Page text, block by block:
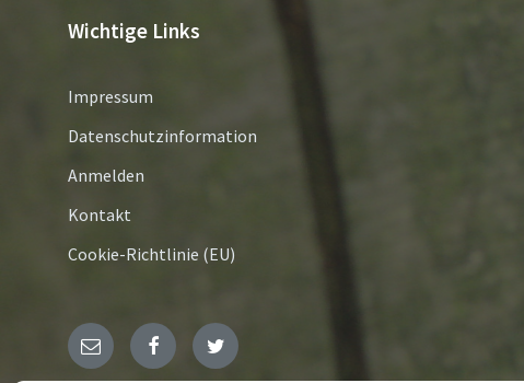
Wichtige Links
Impressum
Datenschutzinformation
Anmelden
Kontakt
Cookie-Richtlinie (EU)
E- FacebookTwitter